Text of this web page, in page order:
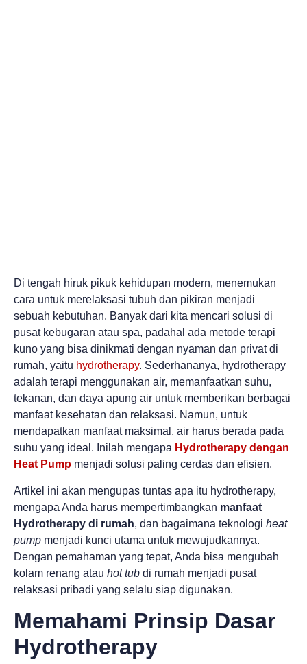
Di tengah hiruk pikuk kehidupan modern, menemukan
cara untuk merelaksasi tubuh dan pikiran menjadi
sebuah kebutuhan. Banyak dari kita mencari solusi di
pusat kebugaran atau spa, padahal ada metode terapi
kuno yang bisa dinikmati dengan nyaman dan privat di
rumah, yaitu hydrotherapy. Sederhananya, hydrotherapy
adalah terapi menggunakan air, memanfaatkan suhu,
tekanan, dan daya apung air untuk memberikan berbagai
manfaat kesehatan dan relaksasi. Namun, untuk
mendapatkan manfaat maksimal, air harus berada pada
suhu yang ideal. Inilah mengapa Hydrotherapy dengan
Heat Pump menjadi solusi paling cerdas dan efisien.
Artikel ini akan mengupas tuntas apa itu hydrotherapy,
mengapa Anda harus mempertimbangkan manfaat
Hydrotherapy di rumah, dan bagaimana teknologi heat
pump menjadi kunci utama untuk mewujudkannya.
Dengan pemahaman yang tepat, Anda bisa mengubah
kolam renang atau hot tub di rumah menjadi pusat
relaksasi pribadi yang selalu siap digunakan.
Memahami Prinsip Dasar
Hydrotherapy